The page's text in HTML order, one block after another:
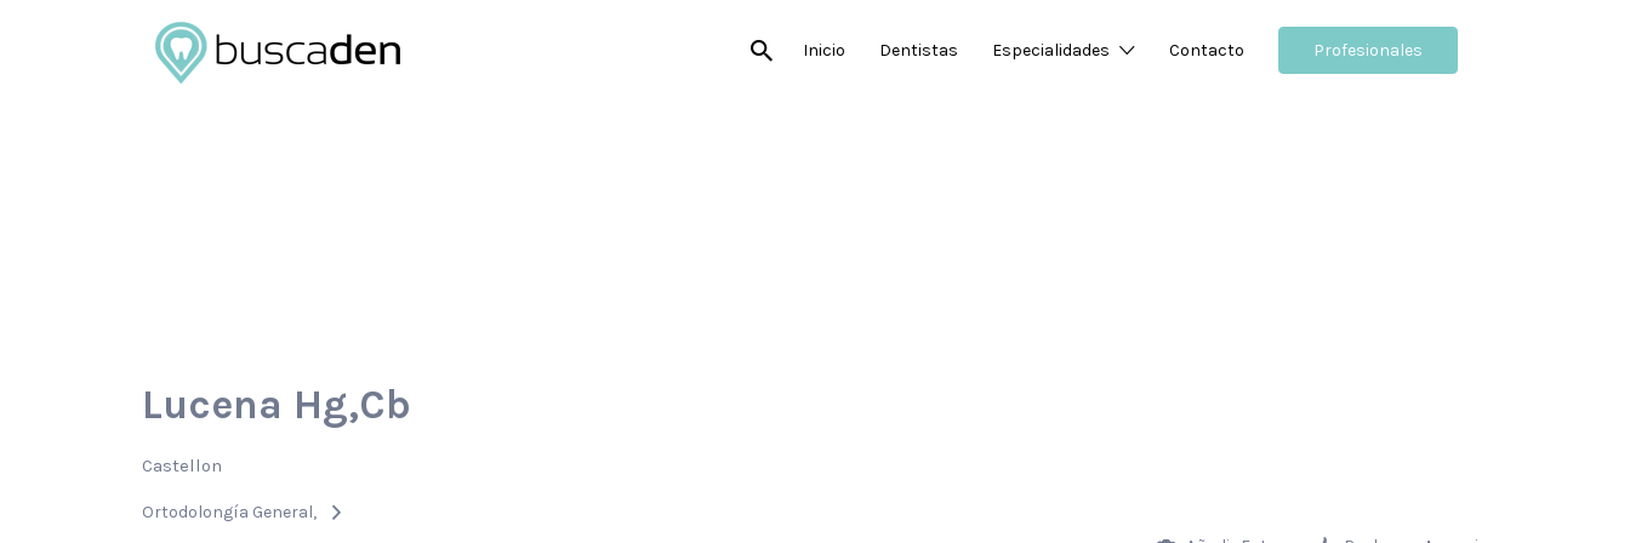
Inicio Dentistas Especialidades Contacto Profesionales
Buscar
por:
Lucena Hg,Cb
Castellon
Ortodolongía General